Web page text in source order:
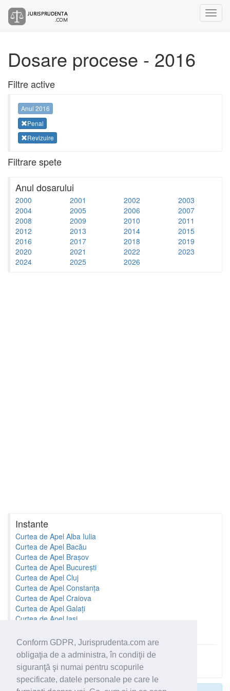
Conform GDPR, Jurisprudenta.com are
obligaţia de a administra, în condiţii de
siguranţă şi numai pentru scopurile
specificate, datele personale pe care le
Dosare procese - 2016
Filtre active
Anul 2016
Penal
Revizuire
Filtrare spete
Anul dosarului
2000 2001 2002
2003
2004
2005 2006
2007
2008
2009 2010
2011
2012
2013 2014
2015
2016
2017 2018
2019
2020
2021 2022
2023
2024
2025 2026
Instante
Curtea de Apel Alba Iulia
Curtea de Apel Bacău
Curtea de Apel Brașov
Curtea de Apel București
Curtea de Apel Cluj
Curtea de Apel Constanța
Curtea de Apel Craiova
Curtea de Apel Galați
Curtea de Apel Iași
Toate instantele